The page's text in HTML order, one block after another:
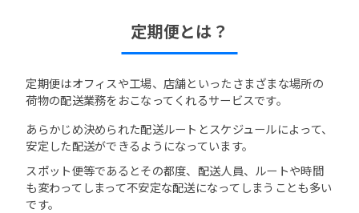
定期便とは？
定期便はオフィスや工場、店舗といったさまざまな場所の
荷物の配送業務をおこなってくれるサービスです。
あらかじめ決められた配送ルートとスケジュールによって、
安定した配送ができるようになっています。
スポット便等であるとその都度、配送人員、ルートや時間
も変わってしまって不安定な配送になってしまうことも多い
です。